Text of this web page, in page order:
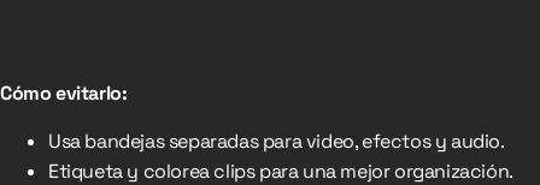
Cómo evitarlo:
Usa bandejas separadas para video, efectos y audio.
Etiqueta y colorea clips para una mejor organización.